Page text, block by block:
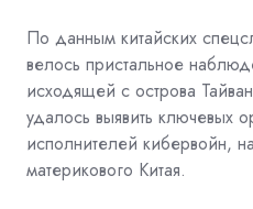
По данным китайских
велось пристальное
исходящей с острова
удалось выявить ключевых
исполнителей кибервойн,
материкового Китая.